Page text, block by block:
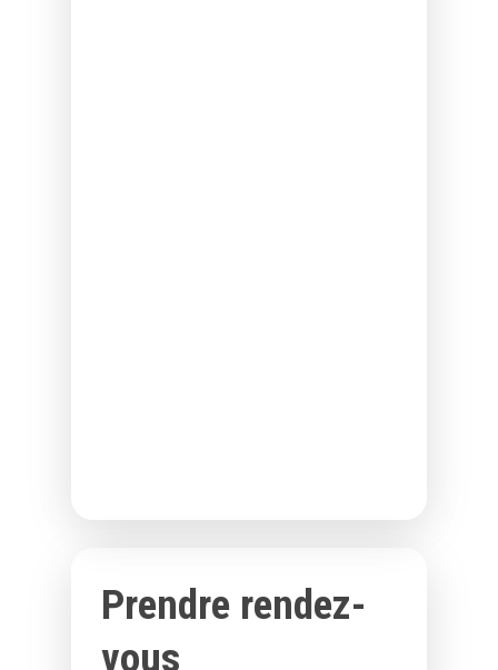
Prendre rendez-
vous